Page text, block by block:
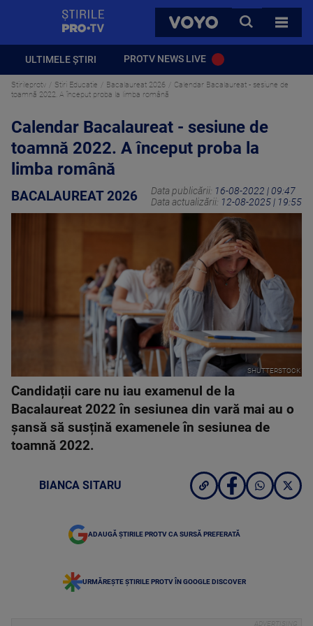
VOYO
CAUTA
TOATE
ULTIMELE ȘTIRI PROTV NEWS LIVE
Stirileprotv Stiri Educatie Bacalaureat 2026
Calendar Bacalaureat - sesiune de
toamnă 2022. A început proba la limba română
Calendar Bacalaureat - sesiune de
toamnă 2022. A început proba la
limba română
BACALAUREAT 2026 Data publicării: 16-08-2022 | 09:47
Data actualizării: 12-08-2025 | 19:55
SHUTTERSTOCK
Candidații care nu iau examenul de la
Bacalaureat 2022 în sesiunea din vară mai au o
șansă să susțină examenele în sesiunea de
toamnă 2022.
BIANCA SITARU
ADAUGĂ ȘTIRILE PROTV CA SURSĂ PREFERATĂ
URMĂREȘTE ȘTIRILE PROTV ÎN GOOGLE DISCOVER